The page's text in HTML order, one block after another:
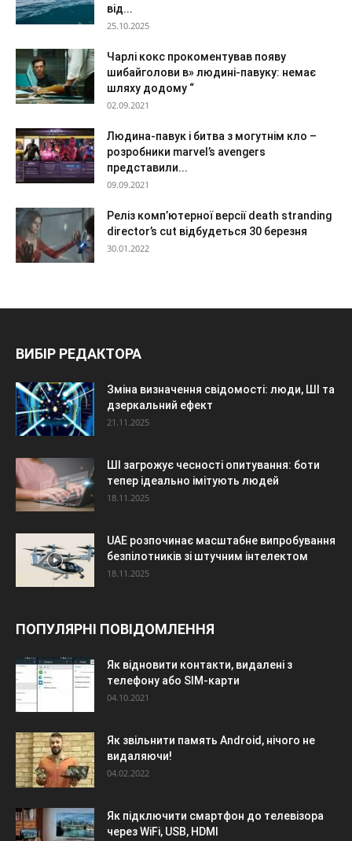
від...
25.10.2025
Чарлі кокс прокоментував появу
шибайголови в» людині-павуку: немає
шляху додому “
02.09.2021
Людина-павук і битва з могутнім кло –
розробники marvel’s avengers
представили...
09.09.2021
Реліз комп’ютерної версії death stranding
director’s cut відбудеться 30 березня
30.01.2022
ВИБІР РЕДАКТОРА
Зміна визначення свідомості: люди, ШІ та
дзеркальний ефект
21.11.2025
ШІ загрожує чесності опитування: боти
тепер ідеально імітують людей
18.11.2025
UAE розпочинає масштабне випробування
безпілотників зі штучним інтелектом
18.11.2025
ПОПУЛЯРНІ ПОВІДОМЛЕННЯ
Як відновити контакти, видалені з
телефону або SIM-карти
04.10.2021
Як звільнити память Android, нічого не
видаляючи!
04.02.2022
Як підключити смартфон до телевізора
через WiFi, USB, HDMI